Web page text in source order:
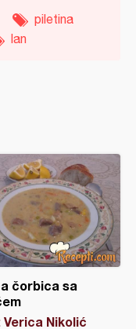
piletina
lan
čorbica sa
Verica Nikolić